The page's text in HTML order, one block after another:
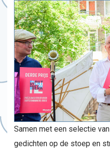
Samen met een selectie
gedichten op de stoep en